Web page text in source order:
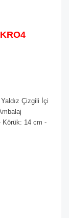
Çizgili İçi
Körük: 14 cm -